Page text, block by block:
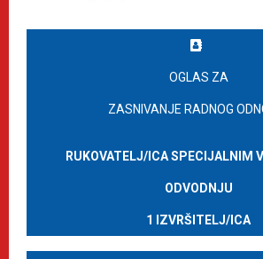
OGLAS ZA
ZASNIVANJE RADNOG
RUKOVATELJ/ICA SPECIJALNIM
ODVODNJU
1 IZVRŠITELJ/ICA